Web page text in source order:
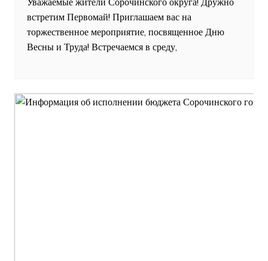
встретим Первомай! Приглашаем вас на
торжественное мероприятие, посвященное Дню
Весны и Труда! Встречаемся в среду,